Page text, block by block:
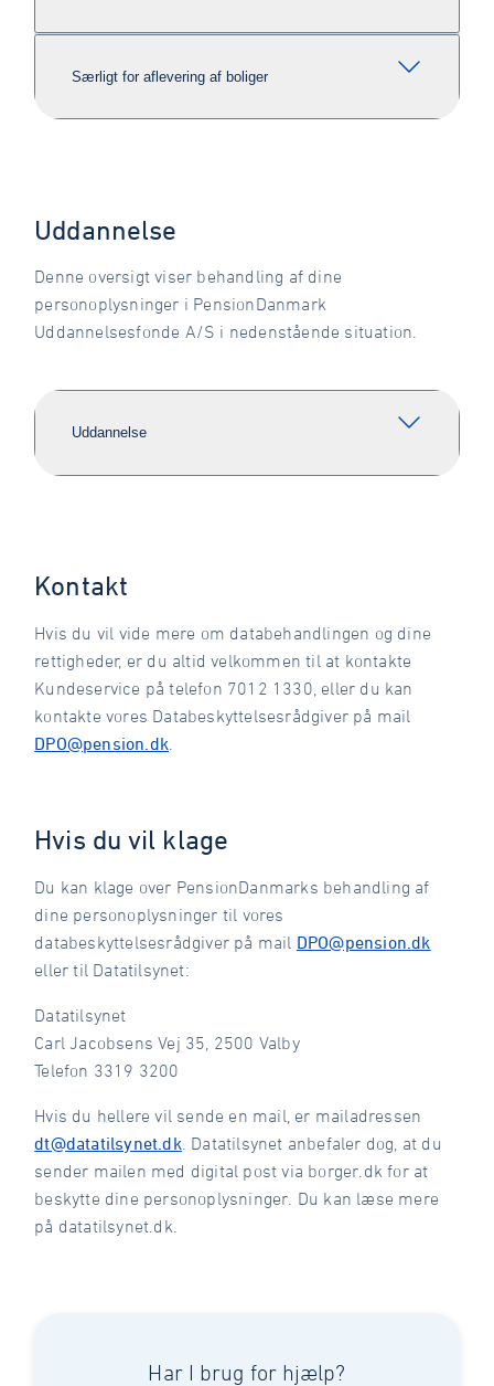
Særligt for aflevering af boliger
Uddannelse
Denne oversigt viser behandling af dine
personoplysninger i PensionDanmark
Uddannelsesfonde A/S i nedenstående situation.
Uddannelse
Kontakt
Hvis du vil vide mere om databehandlingen og dine
rettigheder, er du altid velkommen til at kontakte
Kundeservice på telefon 7012 1330, eller du kan
kontakte vores Databeskyttelsesrådgiver på mail
DPO@pension.dk
Hvis du vil klage
Du kan klage over PensionDanmarks behandling af
dine personoplysninger til vores
databeskyttelsesrådgiver på mail DPO@pension.dk
eller til Datatilsynet:
Datatilsynet
Carl Jacobsens Vej 35, 2500 Valby
Telefon 3319 3200
Hvis du hellere vil sende en mail, er mailadressen
dt@datatilsynet.dk . Datatilsynet anbefaler dog, at du
sender mailen med digital post via borger.dk for at
beskytte dine personoplysninger. Du kan læse mere
på datatilsynet.dk.
Har I brug for hjælp?